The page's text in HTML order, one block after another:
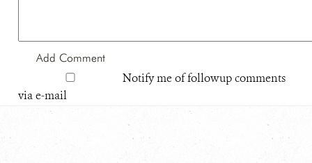
Notify me of followup comments
via e-mail